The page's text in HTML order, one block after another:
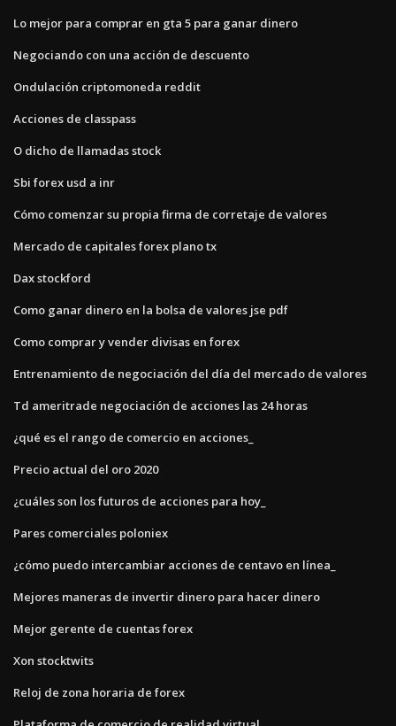
Lo mejor para comprar en gta 5 para ganar dinero
Negociando con una acción de descuento
Ondulación criptomoneda reddit
Acciones de classpass
O dicho de llamadas stock
Sbi forex usd a inr
Cómo comenzar su propia firma de corretaje de valores
Mercado de capitales forex plano tx
Dax stockford
Como ganar dinero en la bolsa de valores jse pdf
Como comprar y vender divisas en forex
Entrenamiento de negociación del día del mercado de valores
Td ameritrade negociación de acciones las 24 horas
¿qué es el rango de comercio en acciones_
Precio actual del oro 2020
¿cuáles son los futuros de acciones para hoy_
Pares comerciales poloniex
¿cómo puedo intercambiar acciones de centavo en línea_
Mejores maneras de invertir dinero para hacer dinero
Mejor gerente de cuentas forex
Xon stocktwits
Reloj de zona horaria de forex